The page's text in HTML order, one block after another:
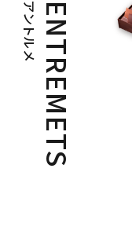
ENTREMETS
アントルメ